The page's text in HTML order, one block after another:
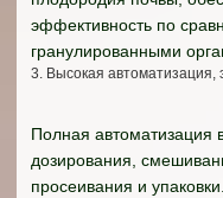
эффективность по
гранулированными
3. Высокая автоматизация,
Полная автоматизация
дозирования,
просеивания и